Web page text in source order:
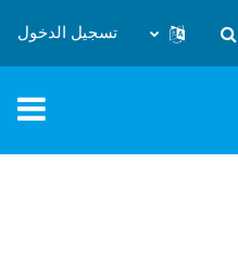
تبديل إدخال البحث
تسجيل الدخول